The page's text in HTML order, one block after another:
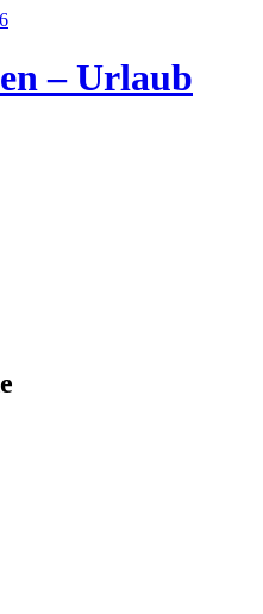
– Urlaub